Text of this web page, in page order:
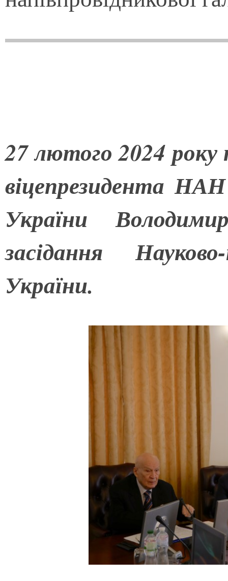
27 лютого 2024 року
віцепрезидента
України
засідання
України.